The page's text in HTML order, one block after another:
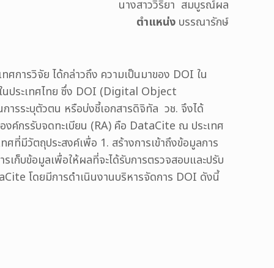
นางสาววิริยา สมบูรณ์ผล
ตำแหน่ง บรรณารักษ์
การวิจัย ได้กล่าวถึง ความเป็นมาของ DOI ใน
นประเทศไทย ซึ่ง DOI (Digital Object
ารระบุตัวตน หรือบ่งชี้เอกสารดิจิทัล วช. จึงได้
ค์กรรับจดทะเบียน (RA) คือ DataCite ณ ประเทศ
ที่มีวัตถุประสงค์เพื่อ 1. สร้างการเข้าถึงข้อมูลการ
ก็บข้อมูลเพื่อให้ผลที่จะได้รับการตรวจสอบและปรับ
โดยมีการดำเนินงานบริหารจัดการ DOI ดังนี้